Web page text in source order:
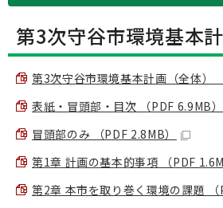
第3次守谷市環境基本
第3次守谷市環境基本計画（全体）
表紙・冒頭部・目次 （PDF 6.9MB）
冒頭部のみ （PDF 2.8MB）
第1章 計画の基本的事項 （PDF
第2章 本市を取り巻く環境の課題 （